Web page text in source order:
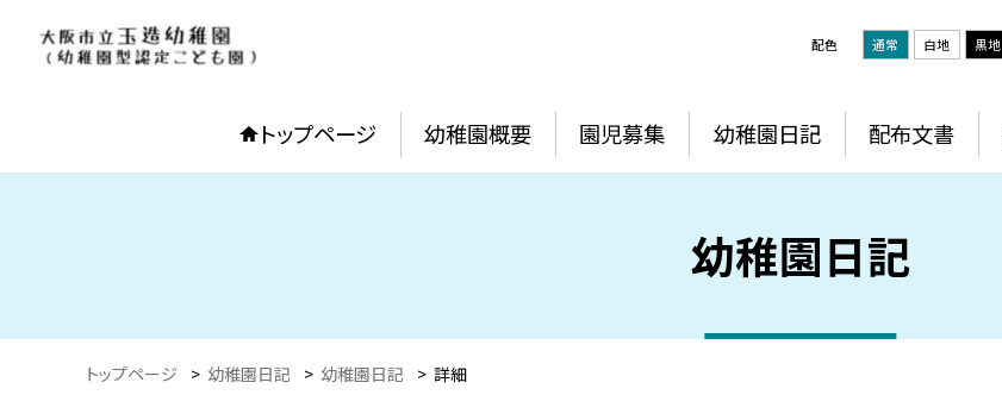
配色 通常 白地 黒地
トップページ 幼稚園概要 園児募集 幼稚園日記 配布文書
幼稚園日記
トップページ > 幼稚園日記 > 幼稚園日記 > 詳細